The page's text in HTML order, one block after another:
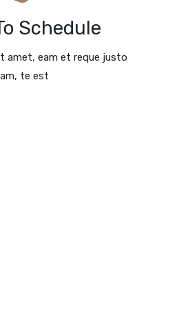
Schedule
amet, eam et reque justo
te est